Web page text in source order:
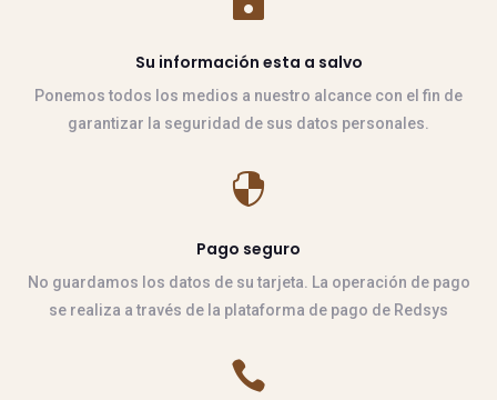
Su información esta a salvo
Ponemos todos los medios a nuestro alcance con el fin de
garantizar la seguridad de sus datos personales.

Pago seguro
No guardamos los datos de su tarjeta. La operación de pago
se realiza a través de la plataforma de pago de Redsys
